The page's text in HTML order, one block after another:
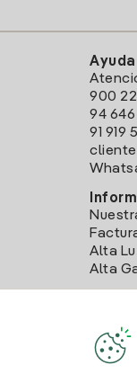
Ayuda
900
94 646
91 919
Alta
Alta